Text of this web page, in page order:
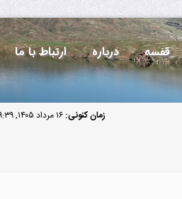
قفسه درباره ارتباط با ما
زمان کنونی: ۱۶ مرداد ۱۴۰۵, ۰۹:۳۹ ق.ظ